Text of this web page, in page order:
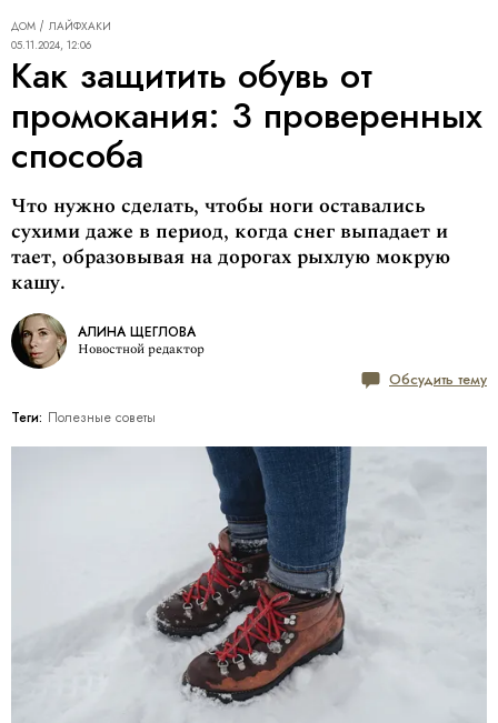
ДОМ
ЛАЙФХАКИ
05.11.2024, 12:06
Как защитить обувь от
промокания: 3 проверенных
способа
Что нужно сделать, чтобы ноги оставались
сухими даже в период, когда снег выпадает и
тает, образовывая на дорогах рыхлую мокрую
кашу.
АЛИНА ЩЕГЛОВА
Новостной редактор
Обсудить тему
Теги: Полезные советы